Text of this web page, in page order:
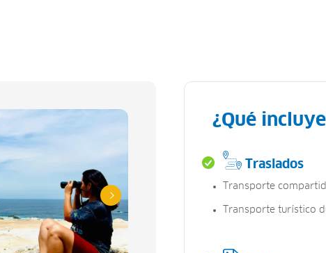
¿Qué
Traslados
Transporte
Transporte turístico